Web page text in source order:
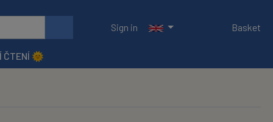
Sign in Basket
ČTENÍ 🌞